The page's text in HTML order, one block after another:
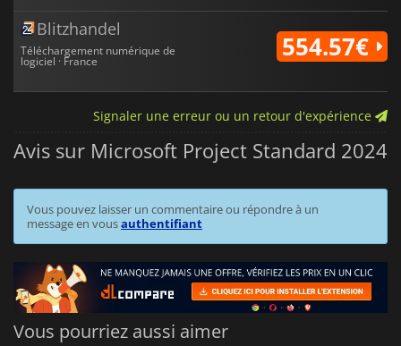
Blitzhandel
Téléchargement numérique de
logiciel · France 554.57€
Signaler une erreur ou un retour d'expérience
Avis sur Microsoft Project Standard 2024
Vous pouvez laisser un commentaire ou répondre à un
message en vousauthentifiant
Vous pourriez aussi aimer